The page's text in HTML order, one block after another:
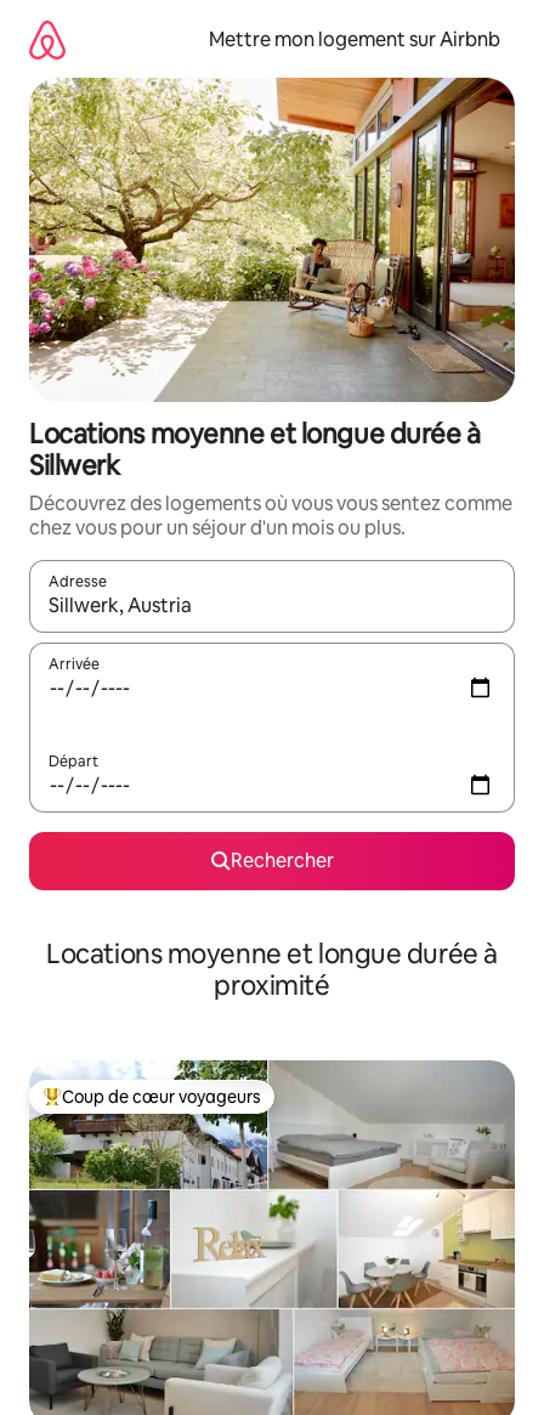
directement
contenu
Mettre mon logement sur Airbnb
Locations moyenne et longue durée à
Sillwerk
Découvrez des logements où vous vous sentez comme
chez vous pour un séjour d'un mois ou plus.
Adresse
Lorsque les résultats s'affichent, utilisez les flèches vers le
Arrivée
Départ
Rechercher
Locations moyenne et longue durée à
proximité
Coups de cœur voyageurs les plus appréciés
Coup de cœur voyageurs